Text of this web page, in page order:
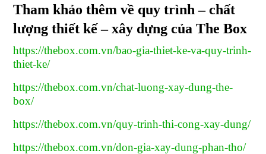
Tham khảo thêm về quy trình – chất
lượng thiết kế – xây dựng của The Box
https://thebox.com.vn/bao-gia-thiet-ke-va-quy-trinh-
thiet-ke/
https://thebox.com.vn/chat-luong-xay-dung-the-
box/
https://thebox.com.vn/quy-trinh-thi-cong-xay-dung/
https://thebox.com.vn/don-gia-xay-dung-phan-tho/